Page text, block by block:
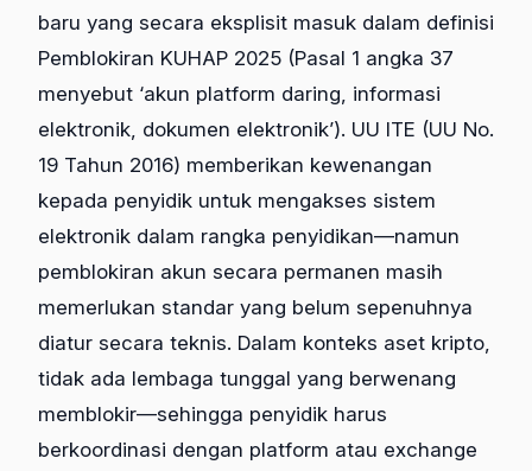
baru yang secara eksplisit masuk dalam definisi
Pemblokiran KUHAP 2025 (Pasal 1 angka 37
menyebut ‘akun platform daring, informasi
elektronik, dokumen elektronik’). UU ITE (UU No.
19 Tahun 2016) memberikan kewenangan
kepada penyidik untuk mengakses sistem
elektronik dalam rangka penyidikan—namun
pemblokiran akun secara permanen masih
memerlukan standar yang belum sepenuhnya
diatur secara teknis. Dalam konteks aset kripto,
tidak ada lembaga tunggal yang berwenang
memblokir—sehingga penyidik harus
berkoordinasi dengan platform atau exchange